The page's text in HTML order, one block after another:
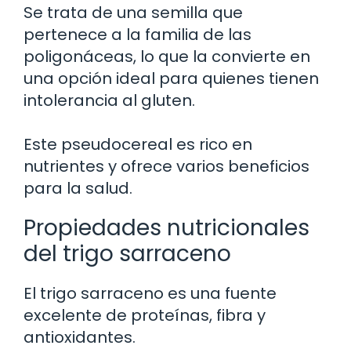
Se trata de una semilla que
pertenece a la familia de las
poligonáceas, lo que la convierte en
una opción ideal para quienes tienen
intolerancia al gluten.
Este pseudocereal es rico en
nutrientes y ofrece varios beneficios
para la salud.
Propiedades nutricionales
del trigo sarraceno
El trigo sarraceno es una fuente
excelente de proteínas, fibra y
antioxidantes.